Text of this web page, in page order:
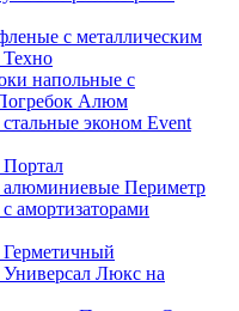
с металлическим
напольные с
Алюм
эконом Event
Периметр
амортизаторами
Люкс на